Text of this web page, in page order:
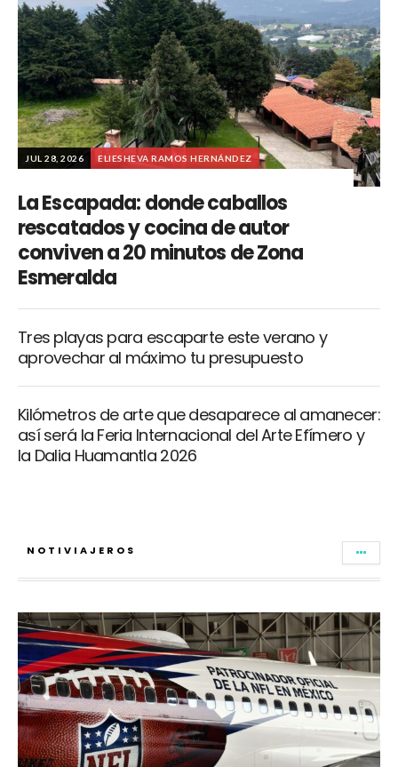
JUL 28, 2026 ELIESHEVA RAMOS HERNÁNDEZ
La Escapada: donde caballos
rescatados y cocina de autor
conviven a 20 minutos de Zona
Esmeralda
Tres playas para escaparte este verano y
aprovechar al máximo tu presupuesto
Kilómetros de arte que desaparece al amanecer:
así será la Feria Internacional del Arte Efímero y
la Dalia Huamantla 2026
NOTIVIAJEROS